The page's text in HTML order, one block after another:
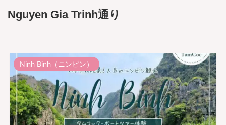
Nguyen Gia Trinh通り
Ninh Binh（ニンビン）